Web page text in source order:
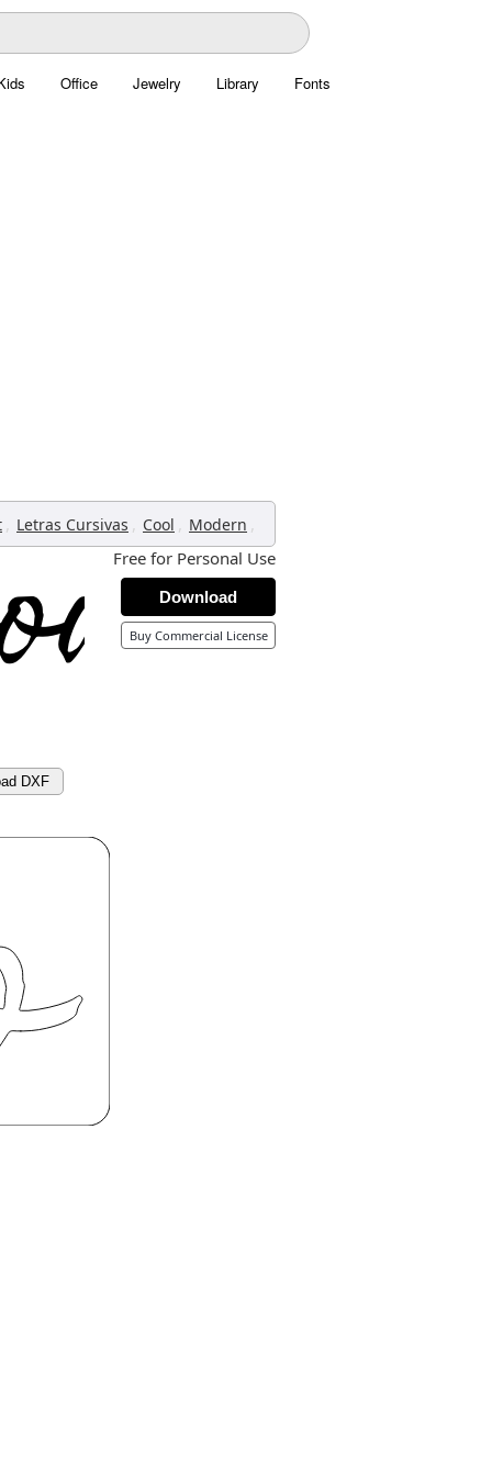
Office Jewelry Library Fonts
, Letras Cursivas , Cool , Modern ,
Free for Personal Use
Download
Buy Commercial License
DXF